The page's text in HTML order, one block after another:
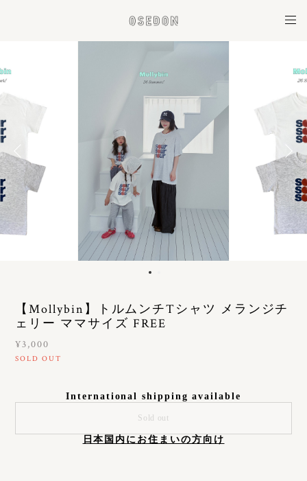
【Mollybin】トルムンチTシャツ メランジチ
ェリー ママサイズ FREE
¥3,000
SOLD OUT
International shipping available
Sold out
日本国内にお住まいの方向け